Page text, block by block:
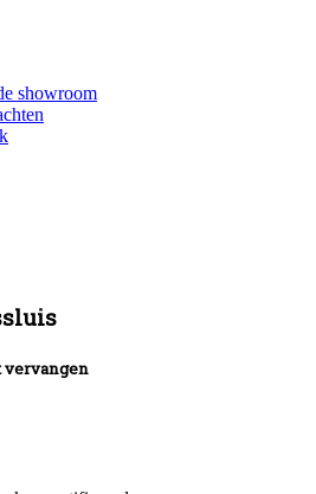
showroom
vervangen